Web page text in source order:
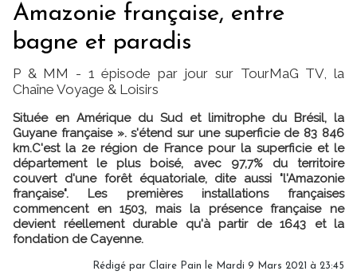
Amazonie française, entre
bagne et paradis
P & MM - 1 épisode par jour sur TourMaG TV, la
Chaîne Voyage & Loisirs
Située en Amérique du Sud et limitrophe du Brésil, la
Guyane française ». s'étend sur une superficie de 83 846
km.C'est la 2e région de France pour la superficie et le
département le plus boisé, avec 97,7% du territoire
couvert d'une forêt équatoriale, dite aussi "l'Amazonie
française". Les premières installations françaises
commencent en 1503, mais la présence française ne
devient réellement durable qu'à partir de 1643 et la
fondation de Cayenne.
Rédigé par Claire Pain le Mardi 9 Mars 2021 à 23:45